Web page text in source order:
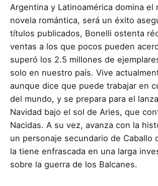
Argentina y Latinoamérica domina el
novela romántica, será un éxito
títulos publicados, Bonelli ostenta
ventas a los que pocos pueden
superó los 2.5 millones de
solo en nuestro país. Vive
aunque dice que puede trabajar en
del mundo, y se prepara para el
Navidad bajo el sol de Aries, que
Nacidas. A su vez, avanza con la
un personaje secundario de Caballo
la tiene enfrascada en una larga
sobre la guerra de los Balcanes.